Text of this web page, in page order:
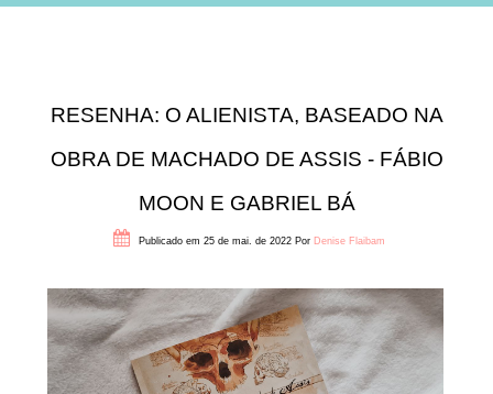
RESENHA: O ALIENISTA, BASEADO NA
OBRA DE MACHADO DE ASSIS - FÁBIO
MOON E GABRIEL BÁ
Publicado em 25 de mai. de 2022 Por Denise Flaibam